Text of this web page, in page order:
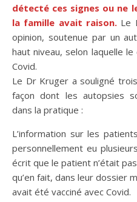
détecté ces signes ou ne
la famille avait raison. Le
opinion, soutenue par un
haut niveau, selon laquelle
Covid.
Le Dr Kruger a souligné
façon dont les autopsies
dans la pratique :
L’information sur les
personnellement eu
écrit que le patient n’était
qu’en fait, dans leur dossier
avait été vacciné avec Covid.